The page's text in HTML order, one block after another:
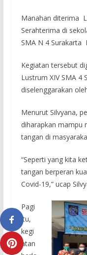
Manahan diterima
Serahterima di
SMA N 4 Surakarta
Kegiatan tersebut
Lustrum XIV SMA 4
diselenggarakan
Menurut Silvyana,
diharapkan mampu
tangan di
“Seperti yang kita
tangan berperan
Covid-19,” ucap
Pagi
itu,
kegi
atan